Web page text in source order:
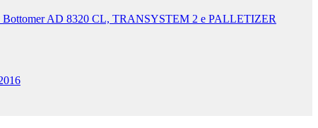
AD 8320 CL, TRANSYSTEM 2 e PALLETIZER